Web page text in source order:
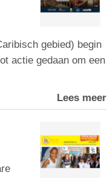
gebied) begin
actie gedaan om een
Lees meer